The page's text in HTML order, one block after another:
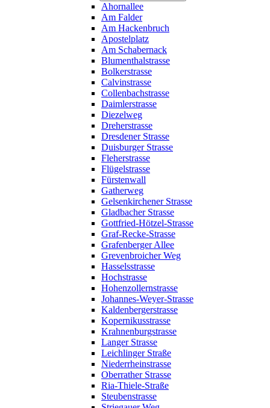
Ahornallee
Am Falder
Am Hackenbruch
Apostelplatz
Am Schabernack
Blumenthalstrasse
Bolkerstrasse
Calvinstrasse
Collenbachstrasse
Daimlerstrasse
Diezelweg
Dreherstrasse
Dresdener Strasse
Duisburger Strasse
Fleherstrasse
Flügelstrasse
Fürstenwall
Gatherweg
Gelsenkirchener Strasse
Gladbacher Strasse
Gottfried-Hötzel-Strasse
Graf-Recke-Strasse
Grafenberger Allee
Grevenbroicher Weg
Hasselsstrasse
Hochstrasse
Hohenzollernstrasse
Johannes-Weyer-Strasse
Kaldenbergerstrasse
Kopernikusstrasse
Krahnenburgstrasse
Langer Strasse
Leichlinger Straße
Niederrheinstrasse
Oberrather Strasse
Ria-Thiele-Straße
Steubenstrasse